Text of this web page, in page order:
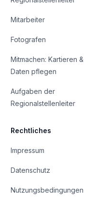
Mitarbeiter
Fotografen
Mitmachen: Kartieren &
Daten pflegen
Aufgaben der
Regionalstellenleiter
Rechtliches
Impressum
Datenschutz
Nutzungsbedingungen